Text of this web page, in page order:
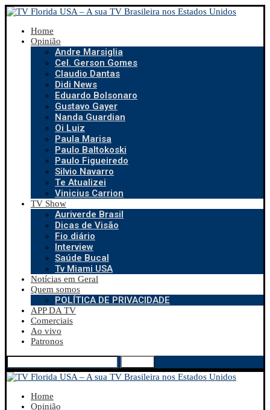
Home
Opinião
Andre Marsiglia
Cel. Gerson Gomes
Claudio Dantas
Didi News
Eduardo Bolsonaro
Gustavo Gayer
Nanda Guardian
Oi Luiz
Paula Marisa
Paulo Baltokoski
Paulo Figueiredo
Silvio Navarro
Te Atualizei
Vinicius Carrion
TV Show
Auriverde Brasil
Dicas de Visão
Fio diário
Interview
Saúde Bucal
Tv Miami USA
Notícias em Geral
Quem somos
POLÍTICA DE PRIVACIDADE
APP DA TV
Comerciais
Ao vivo
Patronos
Home
Opinião